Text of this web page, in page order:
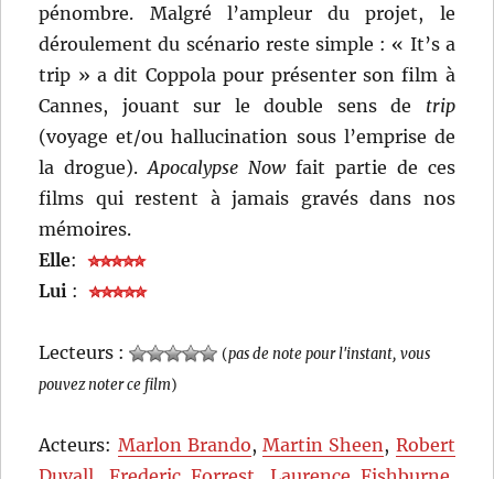
pénombre. Malgré l’ampleur du projet, le
déroulement du scénario reste simple : « It’s a
trip » a dit Coppola pour présenter son film à
Cannes, jouant sur le double sens de trip
(voyage et/ou hallucination sous l’emprise de
la drogue).Apocalypse Nowfait partie de ces
films qui restent à jamais gravés dans nos
mémoires.
Elle:
Lui :
Lecteurs : (pas de note pour l'instant, vous
pouvez noter ce film)
Acteurs: Marlon Brando,Martin Sheen , Robert